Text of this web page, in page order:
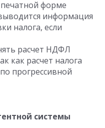
форме
информация
налога, если
расчет НДФЛ
как расчет налога
прогрессивной
системы